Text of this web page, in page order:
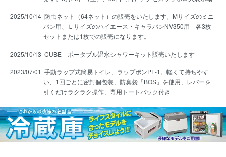
2025/10/14 防虫ネット（64ネット）の販売をいたします。Mサイズのミニ
バン用、Ｌサイズのハイエース・キャラバンNV350用 各3枚
セットまたは1枚での販売になります。
2025/10/13 CUBE ポータブル温水シャワーキット販売いたします
2023/07/01 手動ラップ式簡易トイレ、ラップポンPF-1。軽くて持ちやす
い、1回ごとに密封個包装、防臭袋「BOS」を使用、レバーを
引くだけラクラク操作、専用トートバック付き